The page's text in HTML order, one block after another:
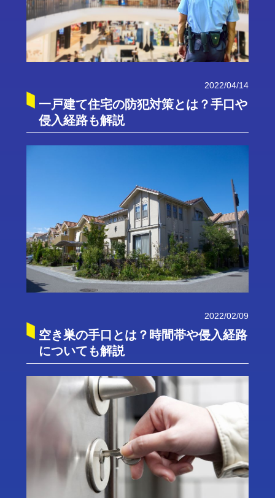
2022/04/14
一戸建て住宅の防犯対策とは？手口や
侵入経路も解説
2022/02/09
空き巣の手口とは？時間帯や侵入経路
についても解説